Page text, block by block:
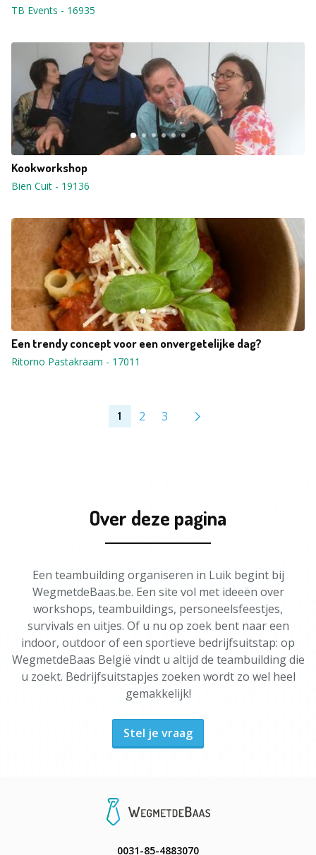
TB Events - 16935
Kookworkshop
Bien Cuit - 19136
Een trendy concept voor een onvergetelijke dag?
Ritorno Pastakraam - 17011
1 2 3
Over deze pagina
Een teambuilding organiseren in Luik begint bij
WegmetdeBaas.be. Een site vol met ideeën over
workshops, teambuildings, personeelsfeestjes,
survivals en uitjes. Of u nu op zoek bent naar een
indoor, outdoor of een sportieve bedrijfsuitstap: op
WegmetdeBaas België vindt u altijd de teambuilding die
u zoekt. Bedrijfsuitstapjes zoeken wordt zo wel heel
gemakkelijk!
Stel je vraag
0031-85-4883070